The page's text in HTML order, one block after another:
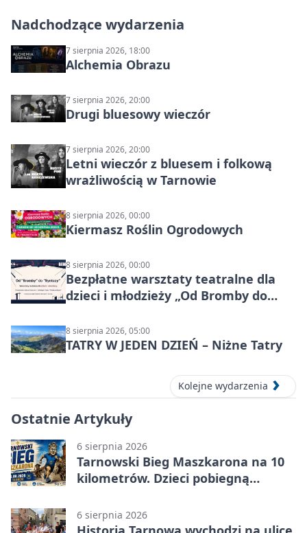
Nadchodzące wydarzenia
7 sierpnia 2026, 18:00
Alchemia Obrazu
7 sierpnia 2026, 20:00
Drugi bluesowy wieczór
7 sierpnia 2026, 20:00
Letni wieczór z bluesem i folkową
wrażliwością w Tarnowie
8 sierpnia 2026, 00:00
Kiermasz Roślin Ogrodowych
8 sierpnia 2026, 00:00
Bezpłatne warsztaty teatralne dla
dzieci i młodzieży „Od Bromby do
8 sierpnia 2026, 05:00
TATRY W JEDEN DZIEŃ – Niżne Tatry
Kolejne wydarzenia
Ostatnie Artykuły
6 sierpnia 2026
Tarnowski Bieg Maszkarona na 10
kilometrów. Dzieci pobiegną
6 sierpnia 2026